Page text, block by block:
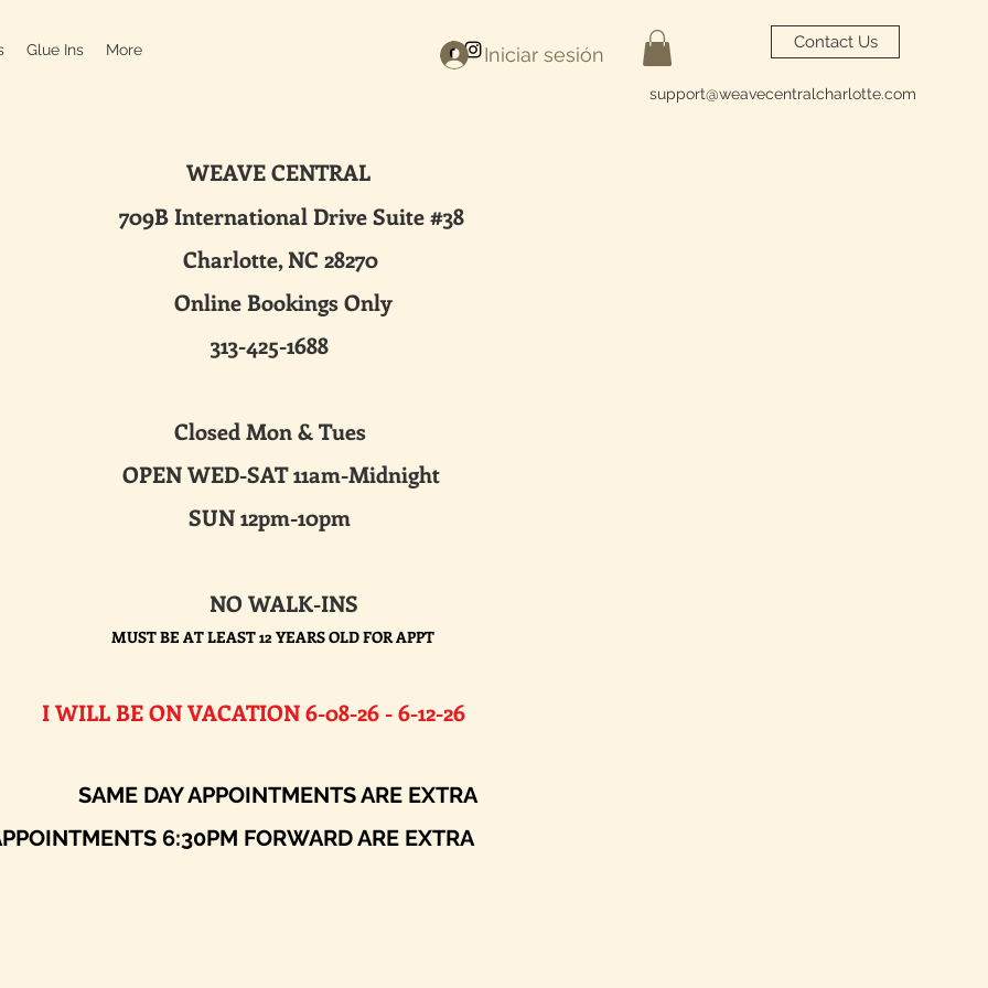
Glue Ins More Iniciar sesión
Contact Us
support@weavecentralcharlotte.com
WEAVE CENTRAL
Drive Suite #38
NC 28270
Bookings Only
313-425-1688
Mon & Tues
WED-SAT 11am-Midnight
SUN 12pm-10pm
WALK-INS
MUST BE AT LEAST 12 YEARS OLD FOR APPT
ON VACATION 6-08-26 - 6-12-26​
APPOINTMENTS ARE EXTRA
6:30PM FORWARD ARE EXTRA